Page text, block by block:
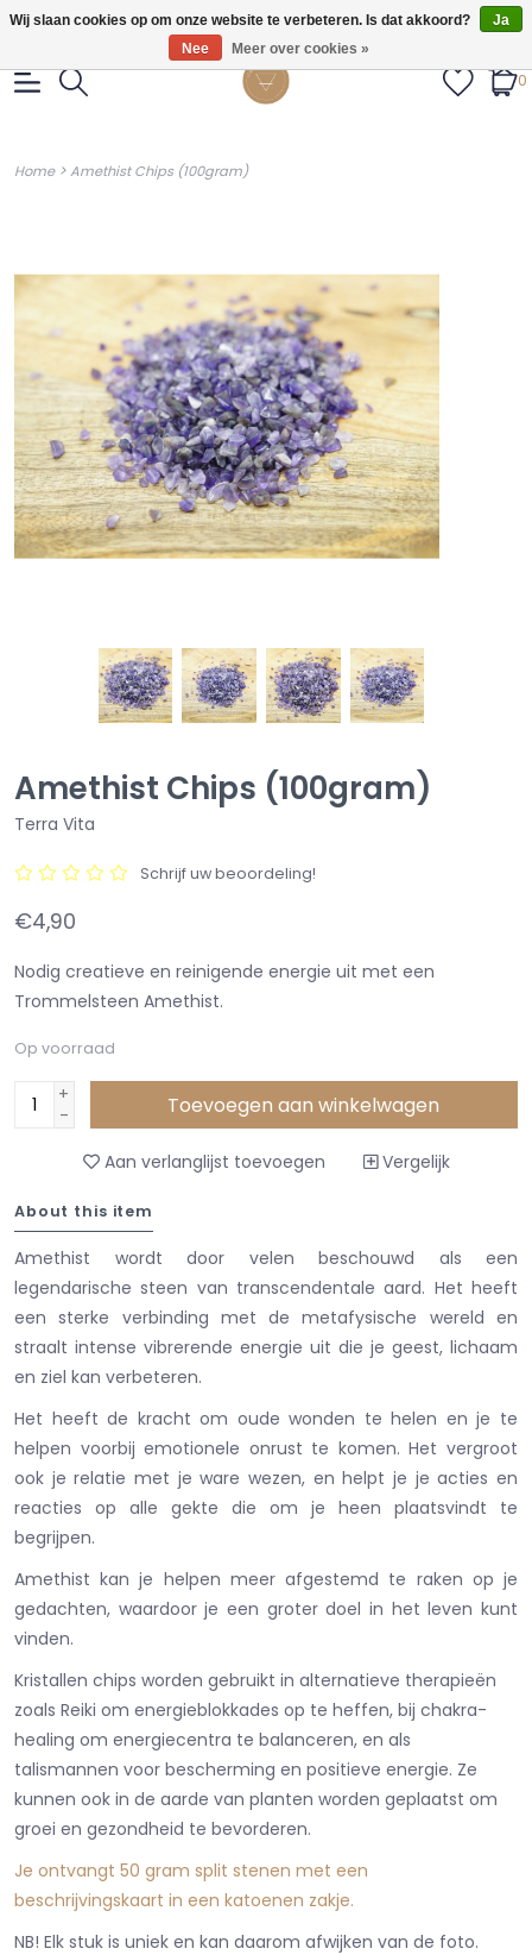
Gratis verzendig vanaf €55.
0
Home>Amethist Chips (100gram)
Amethist Chips (100gram)
Terra Vita
Schrijf uw beoordeling!
€4,90
Nodig creatieve en reinigende energie uit met een
Trommelsteen Amethist.
Op voorraad
+
-
Toevoegen aan winkelwagen
Aan verlanglijst toevoegen Vergelijk
About this item
Amethist wordt door velen beschouwd als een
legendarische steen van transcendentale aard. Het heeft
een sterke verbinding met de metafysische wereld en
straalt intense vibrerende energie uit die je geest, lichaam
en ziel kan verbeteren.
Het heeft de kracht om oude wonden te helen en je te
helpen voorbij emotionele onrust te komen. Het vergroot
ook je relatie met je ware wezen, en helpt je je acties en
reacties op alle gekte die om je heen plaatsvindt te
begrijpen.
Amethist kan je helpen meer afgestemd te raken op je
gedachten, waardoor je een groter doel in het leven kunt
vinden.
Kristallen chips worden gebruikt in alternatieve therapieën
zoals Reiki om energieblokkades op te heffen, bij chakra-
healing om energiecentra te balanceren, en als
talismannen voor bescherming en positieve energie. Ze
kunnen ook in de aarde van planten worden geplaatst om
groei en gezondheid te bevorderen.
Je ontvangt 50 gram split stenen met een
beschrijvingskaart in een katoenen zakje.
NB! Elk stuk is uniek en kan daarom afwijken van de foto.
Wij slaan cookies op om onze website te verbeteren. Is dat akkoord?
Ja
Nee
Meer over cookies »